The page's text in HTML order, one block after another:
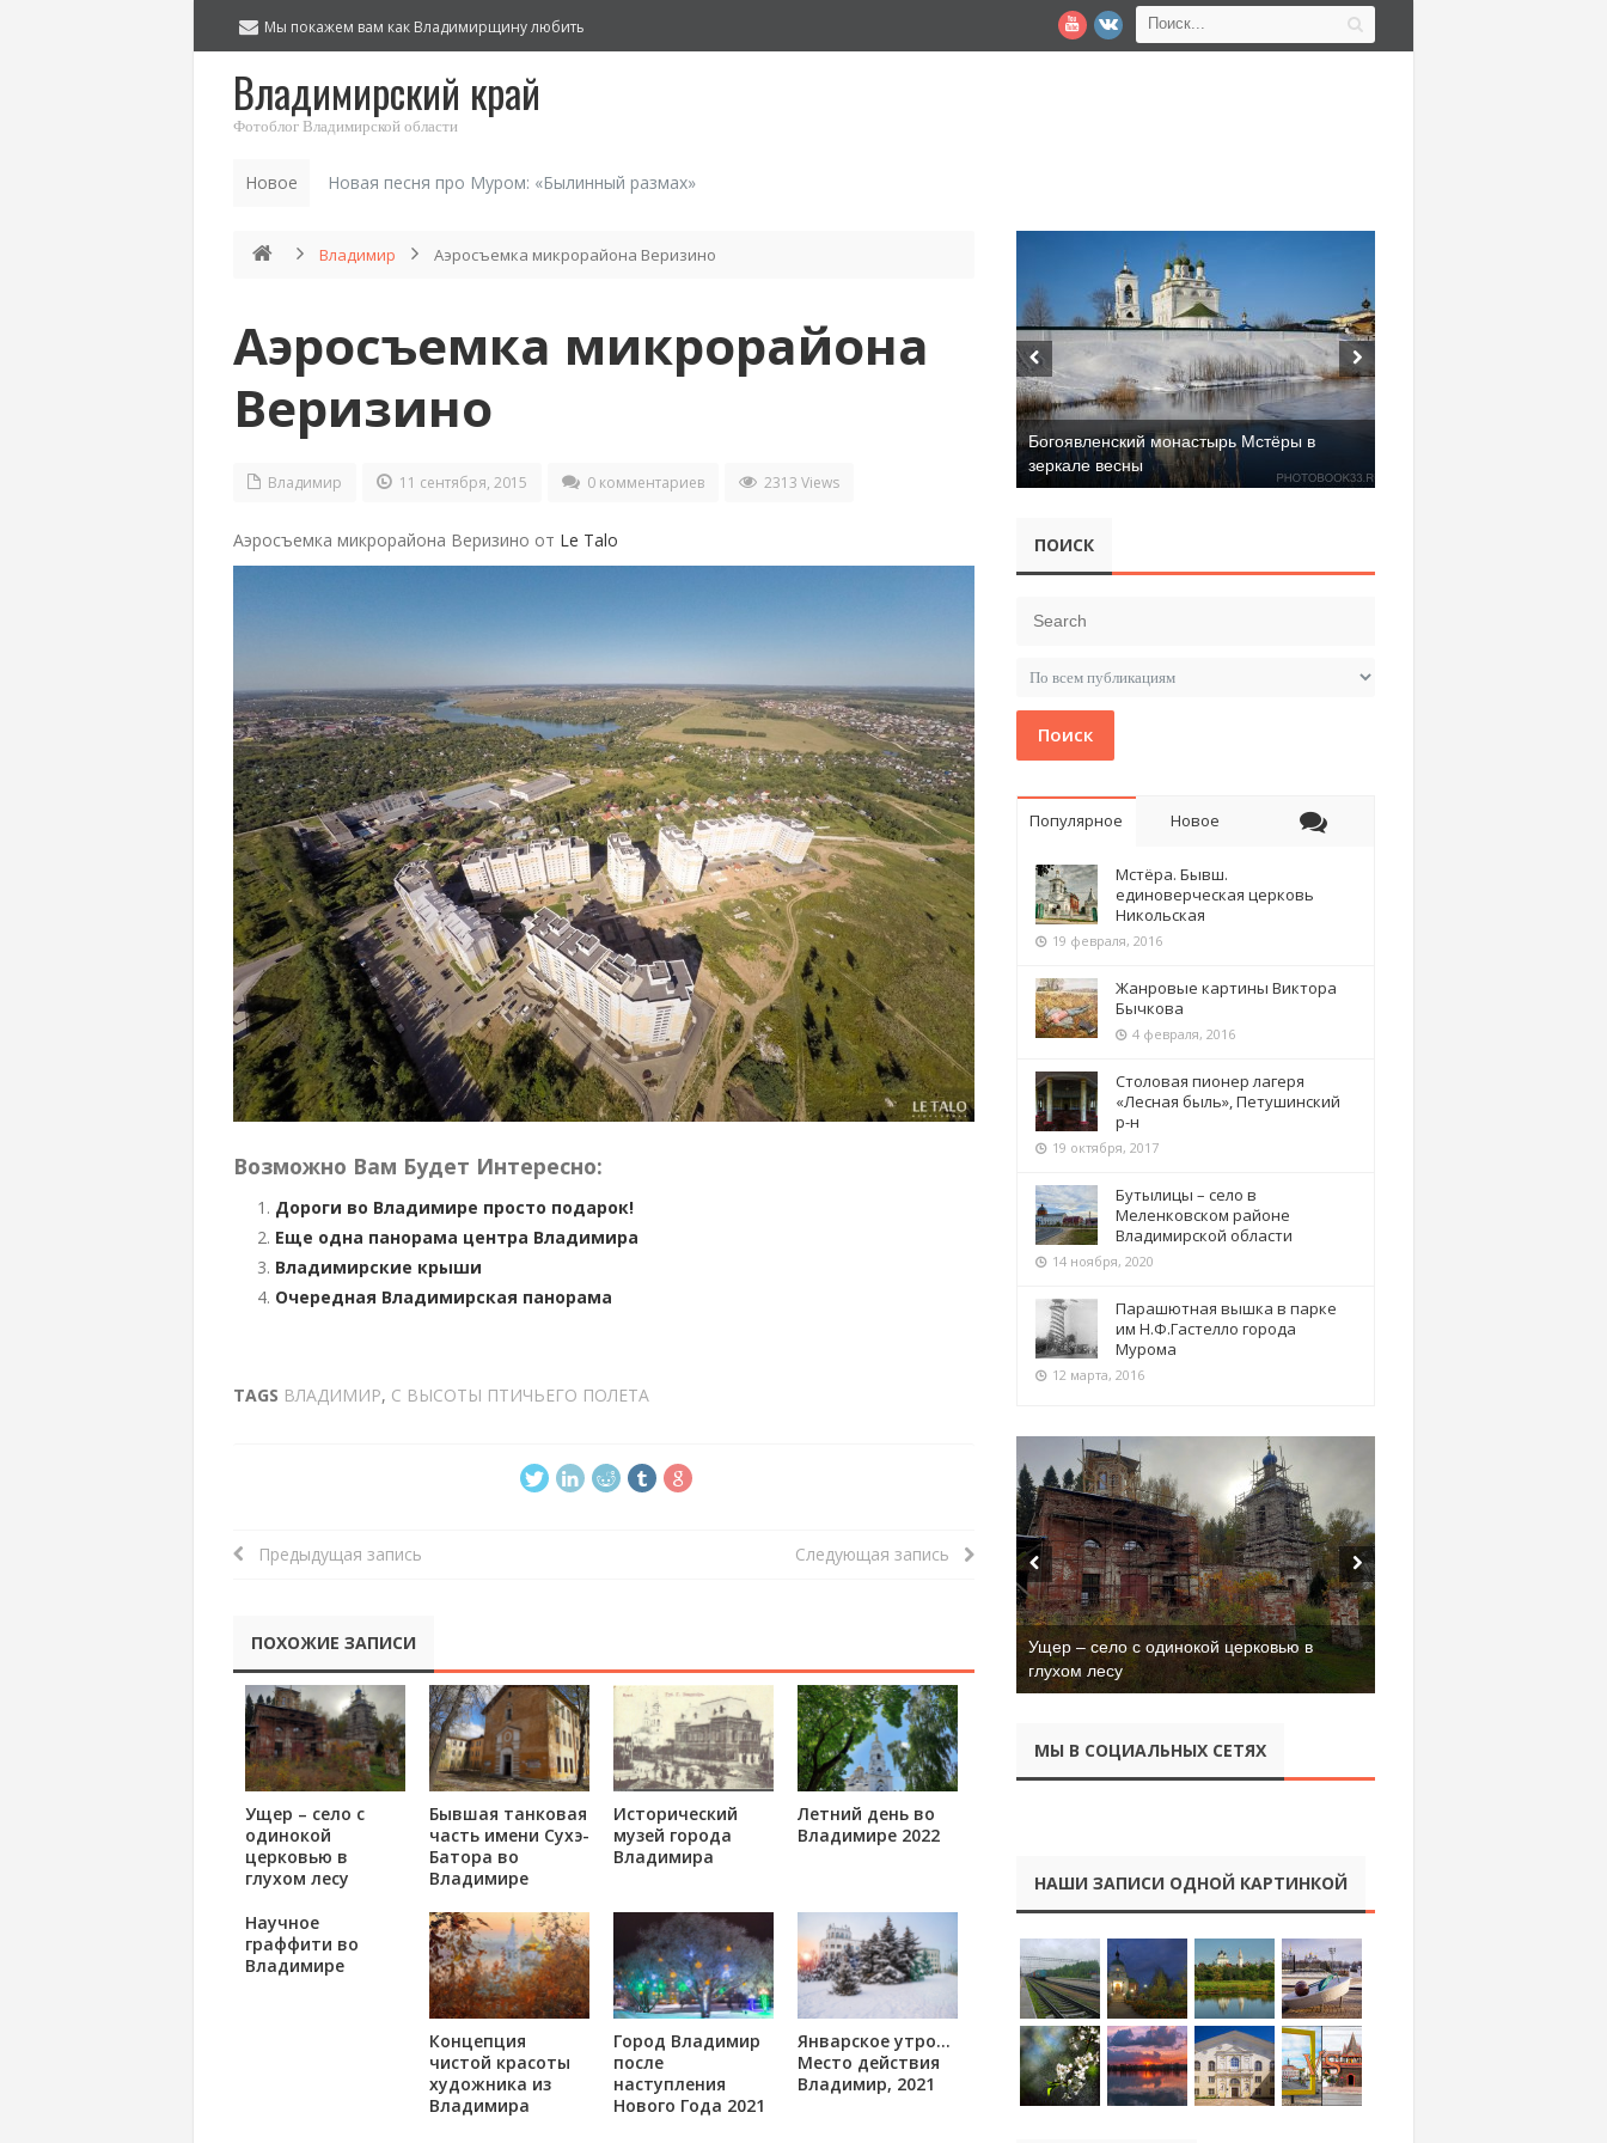
Мы покажем вам как Владимирщину любить
Владимирский край
Фотоблог Владимирской области
Новое Новая песня про Муром: «Былинный размах»
Владимир Аэросъемка микрорайона Веризино
Аэросъемка микрорайона
Веризино
Владимир 11 сентября, 2015 0 комментариев 2313 Views
Аэросъемка микрорайона Веризино от Le Talo
Возможно Вам Будет Интересно:
Дороги во Владимире просто подарок!
Еще одна панорама центра Владимира
Владимирские крыши
Очередная Владимирская панорама
TAGS ВЛАДИМИР, С ВЫСОТЫ ПТИЧЬЕГО ПОЛЕТА
Предыдущая запись Следующая запись
ПОХОЖИЕ ЗАПИСИ
Ущер – село с
одинокой
церковью в
глухом лесу
Бывшая танковая
часть имени Сухэ-
Батора во
Владимире
Исторический
музей города
Владимира
Летний день во
Владимире 2022
Научное
граффити во
Владимире
Концепция
чистой красоты
художника из
Владимира
Город Владимир
после
наступления
Нового Года 2021
Январское утро…
Место действия
Владимир, 2021
Богоявленский монастырь Мстёры в
зеркале весны
ПОИСК
Поиск
Популярное Новое
Мстёра. Бывш.
единоверческая церковь
Никольская
19 февраля, 2016
Жанровые картины Виктора
Бычкова
4 февраля, 2016
Столовая пионер лагеря
«Лесная быль», Петушинский
р-н
19 октября, 2017
Бутылицы – село в
Меленковском районе
Владимирской области
14 ноября, 2020
Парашютная вышка в парке
им Н.Ф.Гастелло города
Мурома
12 марта, 2016
Ущер – село с одинокой церковью в
глухом лесу
МЫ В СОЦИАЛЬНЫХ СЕТЯХ
НАШИ ЗАПИСИ ОДНОЙ КАРТИНКОЙ